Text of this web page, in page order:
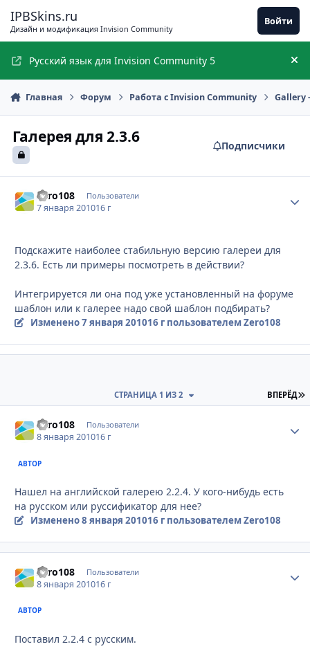
IPBSkins.ru
Дизайн и модификация Invision Community
Войти
Русский язык для Invision Community 5
Главная Форум Работа с Invision Community Gallery
Галерея для 2.3.6
Подписчики
Zero108 Пользователи
7 января 201016 г
Подскажите наиболее стабильную версию галереи для
2.3.6. Есть ли примеры посмотреть в действии?
Интегрируется ли она под уже установленный на форуме
шаблон или к галерее надо свой шаблон подбирать?
Изменено7 января 201016 гпользователем Zero108
ВПЕРЁД
СТРАНИЦА 1 ИЗ 2
Zero108 Пользователи
8 января 201016 г
АВТОР
Нашел на английской галерею 2.2.4. У кого-нибудь есть
на русском или руссификатор для нее?
Изменено8 января 201016 гпользователем Zero108
Zero108 Пользователи
8 января 201016 г
АВТОР
Поставил 2.2.4 c русским.